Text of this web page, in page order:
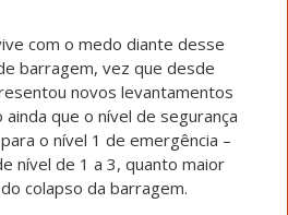
com o medo diante desse
barragem, vez que desde
novos levantamentos
que o nível de segurança
o nível 1 de emergência –
nível de 1 a 3, quanto maior
colapso da barragem.